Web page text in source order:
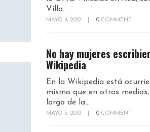
Villa...
MAYO 4, 2012 0 COMMENT
No hay mujeres
Wikipedia
En la Wikipedia está
mismo que en otros
largo de la...
MAYO 5, 2012 0 COMMENT